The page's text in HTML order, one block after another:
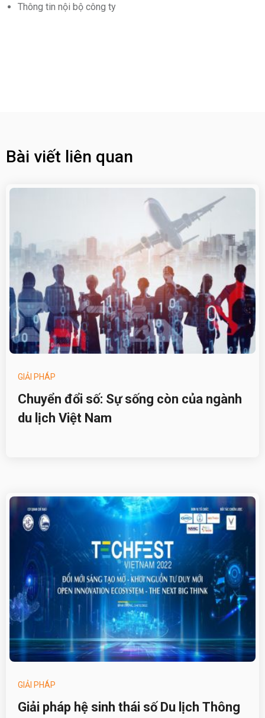
Thông tin nội bộ công ty
Bài viết liên quan
GIẢI PHÁP
Chuyển đổi số: Sự sống còn của ngành
du lịch Việt Nam
GIẢI PHÁP
Giải pháp hệ sinh thái số Du lịch Thông